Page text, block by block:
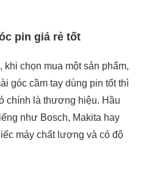
pin giá rẻ tốt
khi chọn mua một sản phẩm,
góc cầm tay dùng pin tốt thì
chính là thương hiệu. Hầu
như Bosch, Makita hay
máy chất lượng và có độ